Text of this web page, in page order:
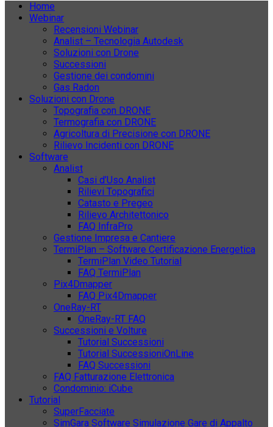
Home
Webinar
Recensioni Webinar
Analist – Tecnologia Autodesk
Soluzioni con Drone
Successioni
Gestione dei condomini
Gas Radon
Soluzioni con Drone
Topografia con DRONE
Termografia con DRONE
Agricoltura di Precisione con DRONE
Rilievo Incidenti con DRONE
Software
Analist
Casi d’Uso Analist
Rilievi Topografici
Catasto e Pregeo
Rilievo Architettonico
FAQ InfraPro
Gestione Impresa e Cantiere
TermiPlan – Software Certificazione Energetica
TermiPlan Video Tutorial
FAQ TermiPlan
Pix4Dmapper
FAQ Pix4Dmapper
OneRay-RT
OneRay-RT FAQ
Successioni e Volture
Tutorial Successioni
Tutorial SuccessioniOnLine
FAQ Successioni
FAQ Fatturazione Elettronica
Condominio: iCube
Tutorial
SuperFacciate
SimGara Software Simulazione Gare di Appalto